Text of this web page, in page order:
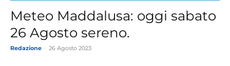
Meteo Maddalusa: oggi sabato
26 Agosto sereno.
Redazione 26 Agosto 2023